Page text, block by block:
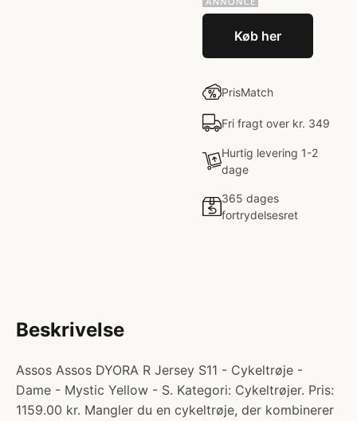
Køb her
PrisMatch
Fri fragt over kr. 349
Hurtig levering 1-2
dage
365 dages
fortrydelsesret
Beskrivelse
Assos Assos DYORA R Jersey S11 - Cykeltrøje -
Dame - Mystic Yellow - S. Kategori: Cykeltrøjer. Pris:
1159.00 kr. Mangler du en cykeltrøje, der kombinerer